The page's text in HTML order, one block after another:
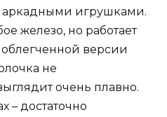
игрушками.
железо, но работает
версии
не
очень плавно.
– достаточно